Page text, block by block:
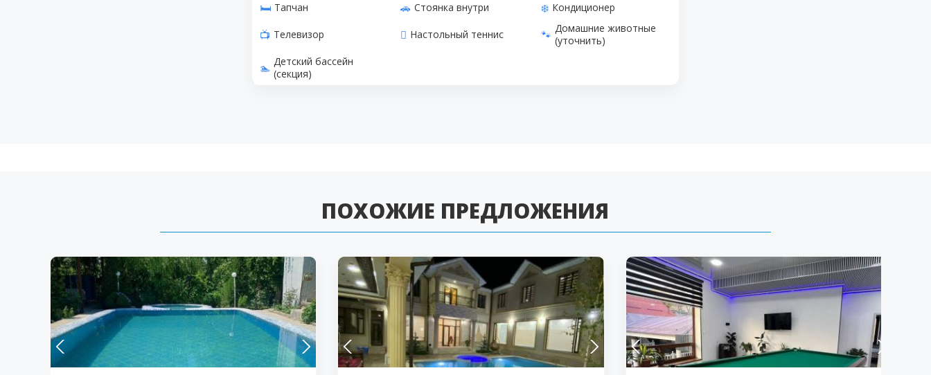
Тапчан
Стоянка внутри Кондиционер
Телевизор Настольный теннис
Домашние животные
(уточнить)
Детский бассейн
(секция)
ПОХОЖИЕ ПРЕДЛОЖЕНИЯ